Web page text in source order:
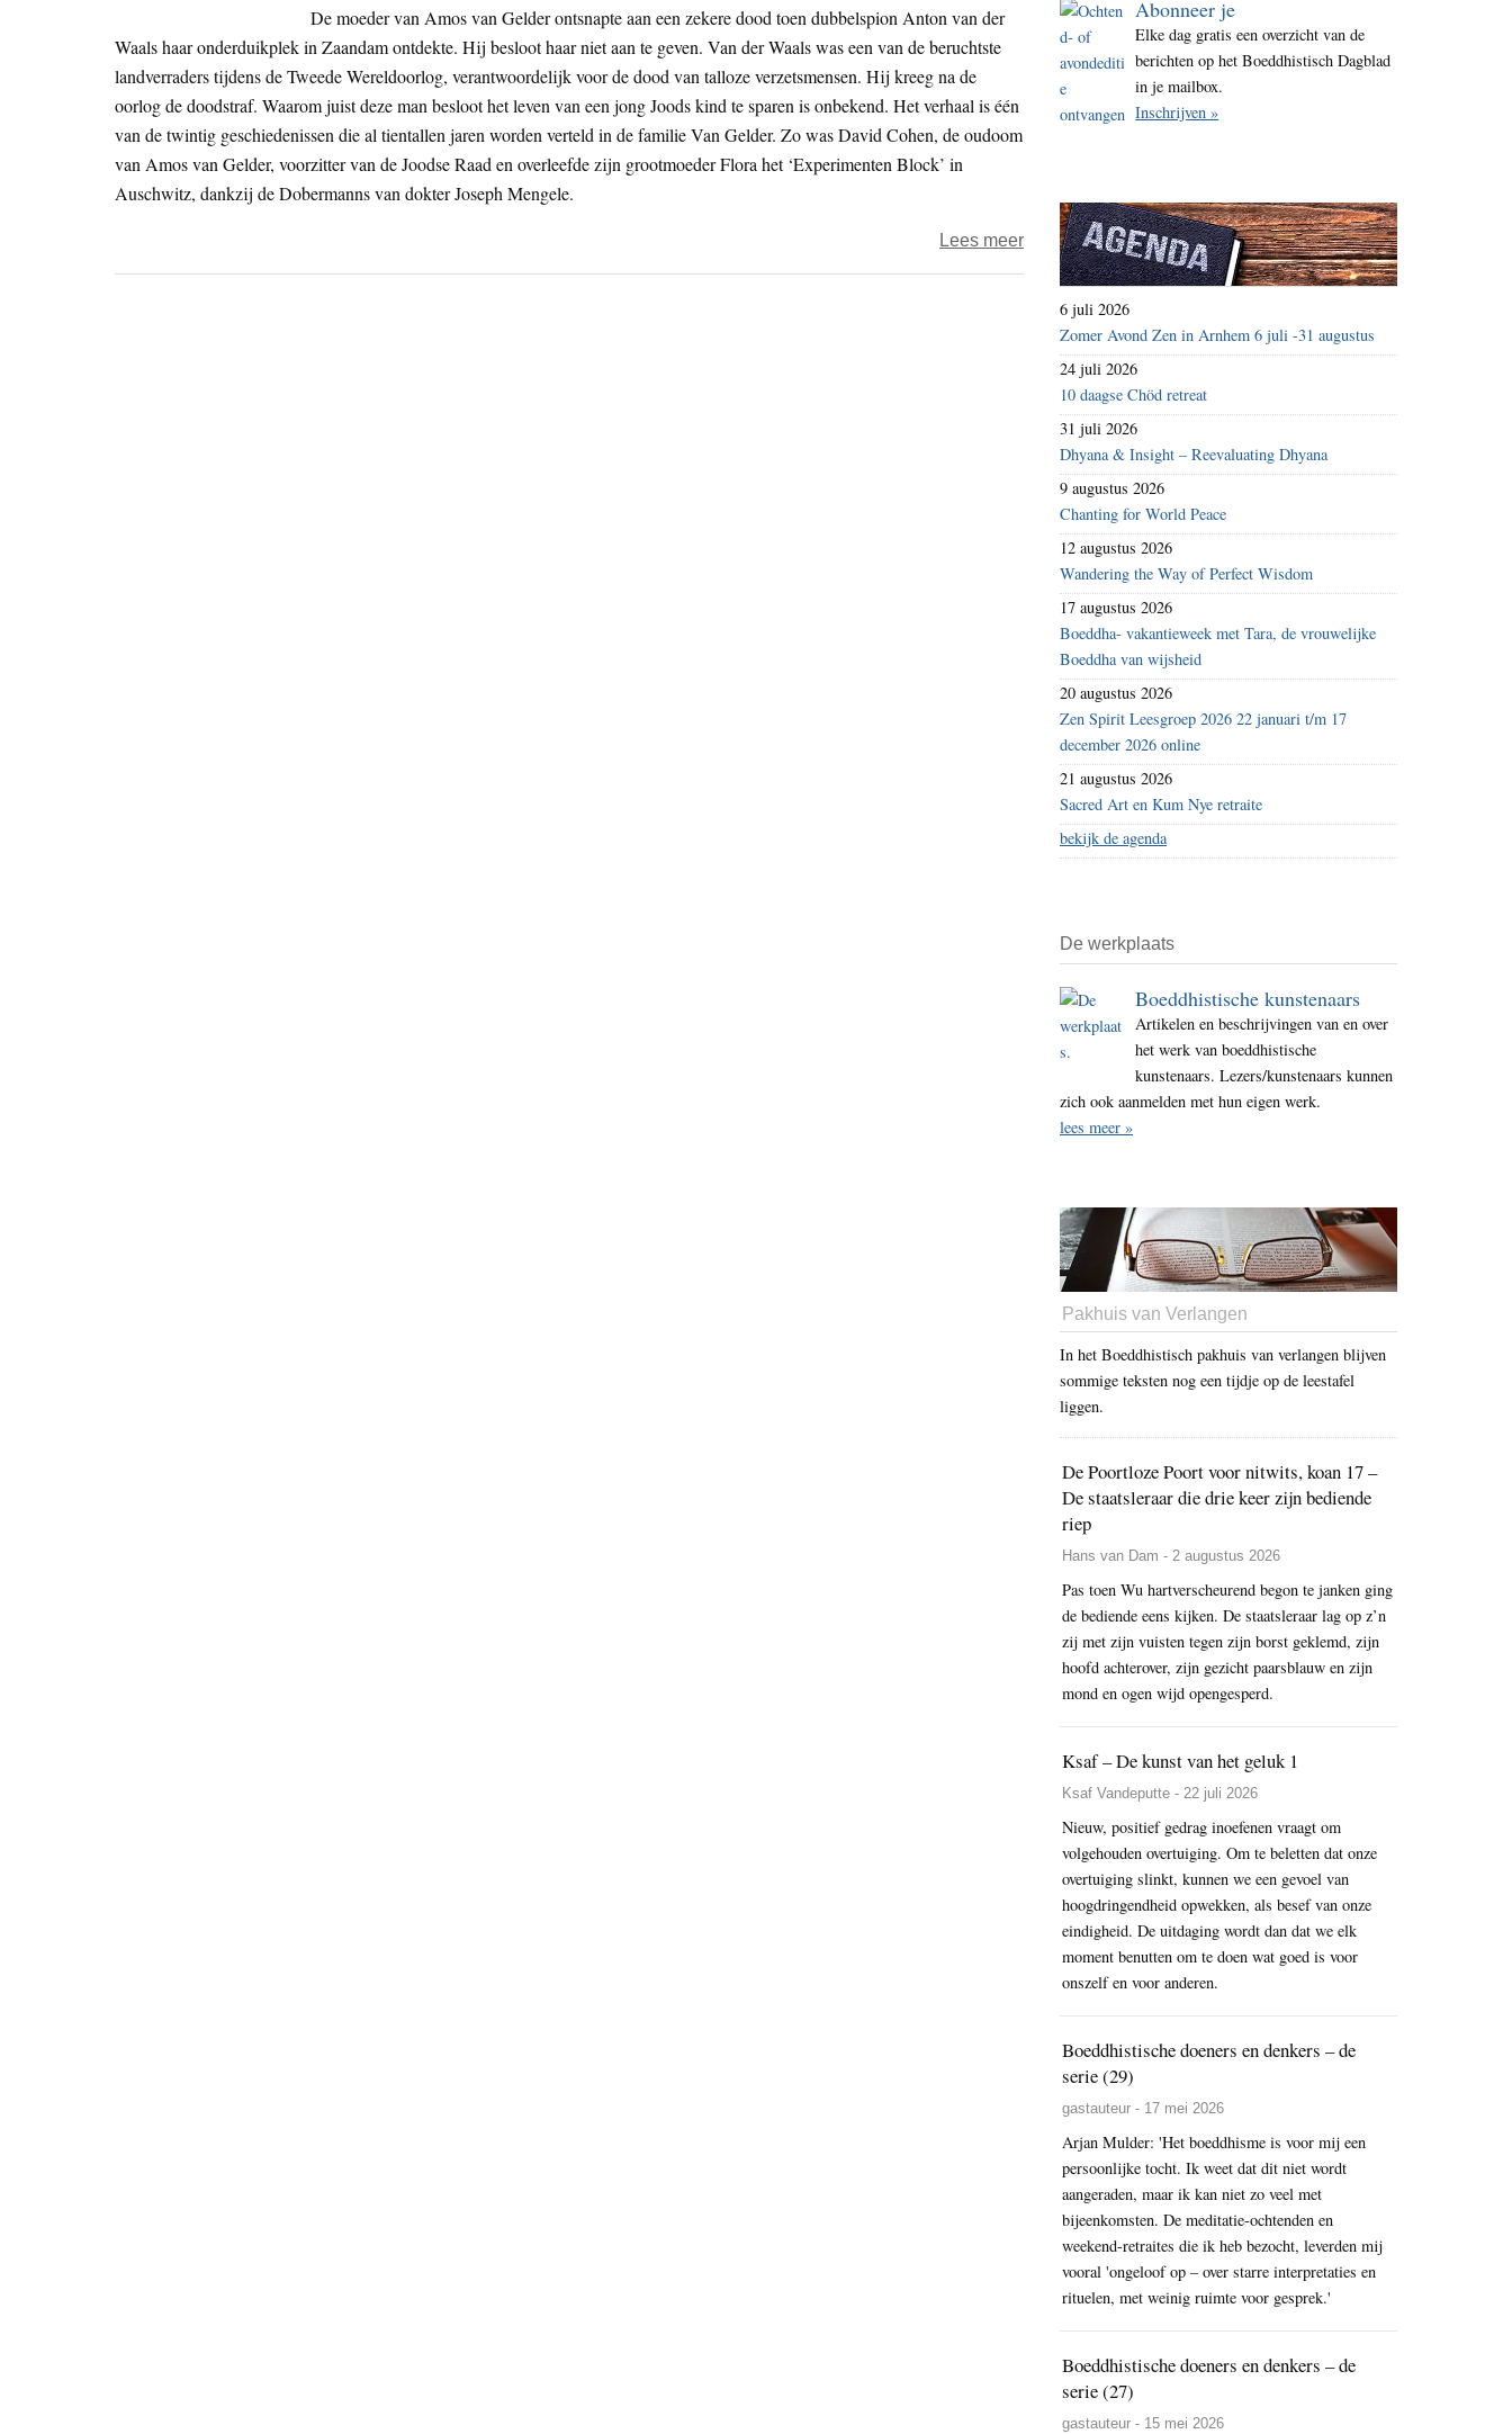
i
t
De moeder van Amos van Gelder ontsnapte aan een zekere dood toen dubbelspion Anton van der
Waals haar onderduikplek in Zaandam ontdekte. Hij besloot haar niet aan te geven. Van der Waals was een van de beruchtste
landverraders tijdens de Tweede Wereldoorlog, verantwoordelijk voor de dood van talloze verzetsmensen. Hij kreeg na de
oorlog de doodstraf. Waarom juist deze man besloot het leven van een jong Joods kind te sparen is onbekend. Het verhaal is één
van de twintig geschiedenissen die al tientallen jaren worden verteld in de familie Van Gelder. Zo was David Cohen, de oudoom
van Amos van Gelder, voorzitter van de Joodse Raad en overleefde zijn grootmoeder Flora het ‘Experimenten Block’ in
Auschwitz, dankzij de Dobermanns van dokter Joseph Mengele.
Lees meerover
Geschiedenis
herinnering:
Holocaust
ogen
Abonneer je
Elke dag gratis een overzicht van de
berichten op het Boeddhistisch Dagblad
in je mailbox.
Inschrijven »
6 juli 2026
Zomer Avond Zen in Arnhem 6 juli -31 augustus
24 juli 2026
10 daagse Chöd retreat
31 juli 2026
Dhyana & Insight – Reevaluating Dhyana
9 augustus 2026
Chanting for World Peace
12 augustus 2026
Wandering the Way of Perfect Wisdom
17 augustus 2026
Boeddha- vakantieweek met Tara, de vrouwelijke
Boeddha van wijsheid
20 augustus 2026
Zen Spirit Leesgroep 2026 22 januari t/m 17
december 2026 online
21 augustus 2026
Sacred Art en Kum Nye retraite
bekijk de agenda
De werkplaats
Boeddhistische kunstenaars
Artikelen en beschrijvingen van en over
het werk van boeddhistische
kunstenaars. Lezers/kunstenaars kunnen
zich ook aanmelden met hun eigen werk.
lees meer »
Pakhuis van Verlangen
In het Boeddhistisch pakhuis van verlangen blijven
sommige teksten nog een tijdje op de leestafel
liggen.
De Poortloze Poort voor nitwits, koan 17 –
De staatsleraar die drie keer zijn bediende
riep
Hans van Dam - 2 augustus 2026
Pas toen Wu hartverscheurend begon te janken ging
de bediende eens kijken. De staatsleraar lag op z’n
zij met zijn vuisten tegen zijn borst geklemd, zijn
hoofd achterover, zijn gezicht paarsblauw en zijn
mond en ogen wijd opengesperd.
Ksaf – De kunst van het geluk 1
Ksaf Vandeputte - 22 juli 2026
Nieuw, positief gedrag inoefenen vraagt om
volgehouden overtuiging. Om te beletten dat onze
overtuiging slinkt, kunnen we een gevoel van
hoogdringendheid opwekken, als besef van onze
eindigheid. De uitdaging wordt dan dat we elk
moment benutten om te doen wat goed is voor
onszelf en voor anderen.
Boeddhistische doeners en denkers – de
serie (29)
gastauteur - 17 mei 2026
Arjan Mulder: 'Het boeddhisme is voor mij een
persoonlijke tocht. Ik weet dat dit niet wordt
aangeraden, maar ik kan niet zo veel met
bijeenkomsten. De meditatie-ochtenden en
weekend-retraites die ik heb bezocht, leverden mij
vooral 'ongeloof op – over starre interpretaties en
rituelen, met weinig ruimte voor gesprek.'
Boeddhistische doeners en denkers – de
serie (27)
gastauteur - 15 mei 2026